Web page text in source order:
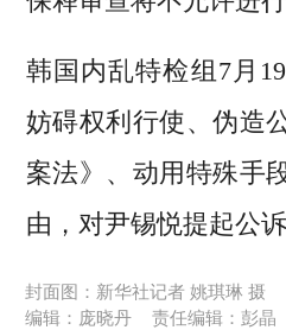
韩国内乱特检组7月
妨碍权利行使、伪造
案法》、动用特殊手
由，对尹锡悦提起公诉
封面图：新华社记者 姚琪琳 摄
编辑：庞晓丹
责任编辑：彭晶